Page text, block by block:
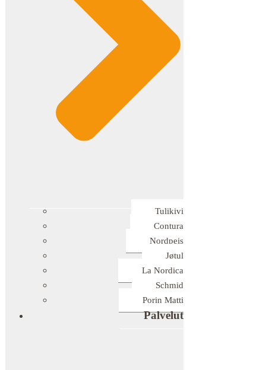
Tulikivi
Contura
Nordpeis
Jøtul
La Nordica
Schmid
Porin Matti
Palvelut